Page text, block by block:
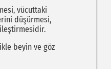
vücuttaki
düşürmesi,
beyin ve göz